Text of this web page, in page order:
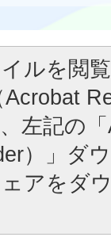
ルを閲
Acrobat
左記の
）」ダ
アをダ